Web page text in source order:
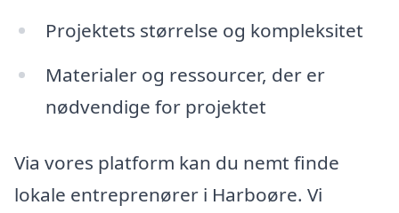
Projektets størrelse og kompleksitet
Materialer og ressourcer, der er
nødvendige for projektet
Via vores platform kan du nemt finde
lokale entreprenører i Harboøre. Vi